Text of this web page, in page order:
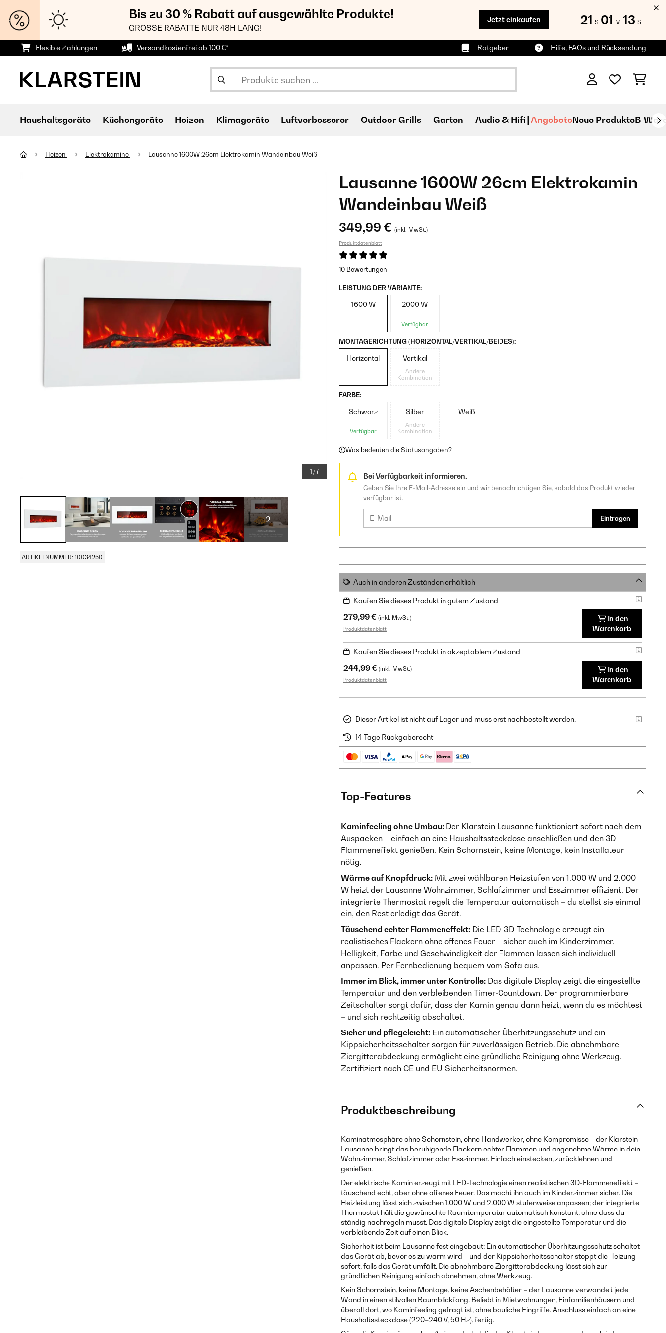
Bis zu 30 % Rabatt auf ausgewählte Produkte!
GROSSE RABATTE NUR 48H LANG!
Jetzt einkaufen 21 S 01 M 10 S
Flexible Zahlungen Versandkostenfrei ab 100 €* Ratgeber Hilfe, FAQs und Rücksendung
Haushaltsgeräte Küchengeräte Heizen Klimageräte Luftverbesserer Outdoor Grills Garten Audio & Hifi AngeboteNeue ProdukteB-
Heizen Elektrokamine Lausanne 1600W 26cm Elektrokamin Wandeinbau​ Weiß
1/7
+2
ARTIKELNUMMER: 10034250
Lausanne 1600W 26cm Elektrokamin
Wandeinbau​ Weiß
349,99 € (inkl. MwSt.)
Produktdatenblatt
10 Bewertungen
LEISTUNG DER VARIANTE:
1600 W 2000 W
Verfügbar
MONTAGERICHTUNG (HORIZONTAL/VERTIKAL/BEIDES):
Horizontal Vertikal
Andere
Kombination
FARBE:
Schwarz
Verfügbar
Silber
Andere
Kombination
Weiß
Was bedeuten die Statusangaben?
Bei Verfügbarkeit informieren.
Geben Sie Ihre E-Mail-Adresse ein und wir benachrichtigen Sie, sobald das Produkt wieder
verfügbar ist.
Eintragen
Auch in anderen Zuständen erhältlich
Kaufen Sie dieses Produkt in gutem Zustand
279,99 € (inkl. MwSt.)
Produktdatenblatt
In den
Warenkorb
Kaufen Sie dieses Produkt in akzeptablem Zustand
244,99 € (inkl. MwSt.)
Produktdatenblatt
In den
Warenkorb
Dieser Artikel ist nicht auf Lager und muss erst nachbestellt werden.
14 Tage Rückgaberecht
Top-Features
Kaminfeeling ohne Umbau: Der Klarstein Lausanne funktioniert sofort nach dem
Auspacken – einfach an eine Haushaltssteckdose anschließen und den 3D-
Flammeneffekt genießen. Kein Schornstein, keine Montage, kein Installateur
nötig.
Wärme auf Knopfdruck: Mit zwei wählbaren Heizstufen von 1.000 W und 2.000
W heizt der Lausanne Wohnzimmer, Schlafzimmer und Esszimmer effizient. Der
integrierte Thermostat regelt die Temperatur automatisch – du stellst sie einmal
ein, den Rest erledigt das Gerät.
Täuschend echter Flammeneffekt: Die LED-3D-Technologie erzeugt ein
realistisches Flackern ohne offenes Feuer – sicher auch im Kinderzimmer.
Helligkeit, Farbe und Geschwindigkeit der Flammen lassen sich individuell
anpassen. Per Fernbedienung bequem vom Sofa aus.
Immer im Blick, immer unter Kontrolle: Das digitale Display zeigt die eingestellte
Temperatur und den verbleibenden Timer-Countdown. Der programmierbare
Zeitschalter sorgt dafür, dass der Kamin genau dann heizt, wenn du es möchtest
– und sich rechtzeitig abschaltet.
Sicher und pflegeleicht: Ein automatischer Überhitzungsschutz und ein
Kippsicherheitsschalter sorgen für zuverlässigen Betrieb. Die abnehmbare
Ziergitterabdeckung ermöglicht eine gründliche Reinigung ohne Werkzeug.
Zertifiziert nach CE und EU-Sicherheitsnormen.
Produktbeschreibung
Kaminatmosphäre ohne Schornstein, ohne Handwerker, ohne Kompromisse – der Klarstein
Lausanne bringt das beruhigende Flackern echter Flammen und angenehme Wärme in dein
Wohnzimmer, Schlafzimmer oder Esszimmer. Einfach einstecken, zurücklehnen und
genießen.
Der elektrische Kamin erzeugt mit LED-Technologie einen realistischen 3D-Flammeneffekt –
täuschend echt, aber ohne offenes Feuer. Das macht ihn auch im Kinderzimmer sicher. Die
Heizleistung lässt sich zwischen 1.000 W und 2.000 W stufenweise anpassen; der integrierte
Thermostat hält die gewünschte Raumtemperatur automatisch konstant, ohne dass du
ständig nachregeln musst. Das digitale Display zeigt die eingestellte Temperatur und die
verbleibende Zeit auf einen Blick.
Sicherheit ist beim Lausanne fest eingebaut: Ein automatischer Überhitzungsschutz schaltet
das Gerät ab, bevor es zu warm wird – und der Kippsicherheitsschalter stoppt die Heizung
sofort, falls das Gerät umfällt. Die abnehmbare Ziergitterabdeckung lässt sich zur
gründlichen Reinigung einfach abnehmen, ohne Werkzeug.
Kein Schornstein, keine Montage, keine Aschenbehälter – der Lausanne verwandelt jede
Wand in einen stilvollen Raumblickfang. Beliebt in Mietwohnungen, Einfamilienhäusern und
überall dort, wo Kaminfeeling gefragt ist, ohne bauliche Eingriffe. Anschluss einfach an eine
Haushaltssteckdose (220–240 V, 50 Hz), fertig.